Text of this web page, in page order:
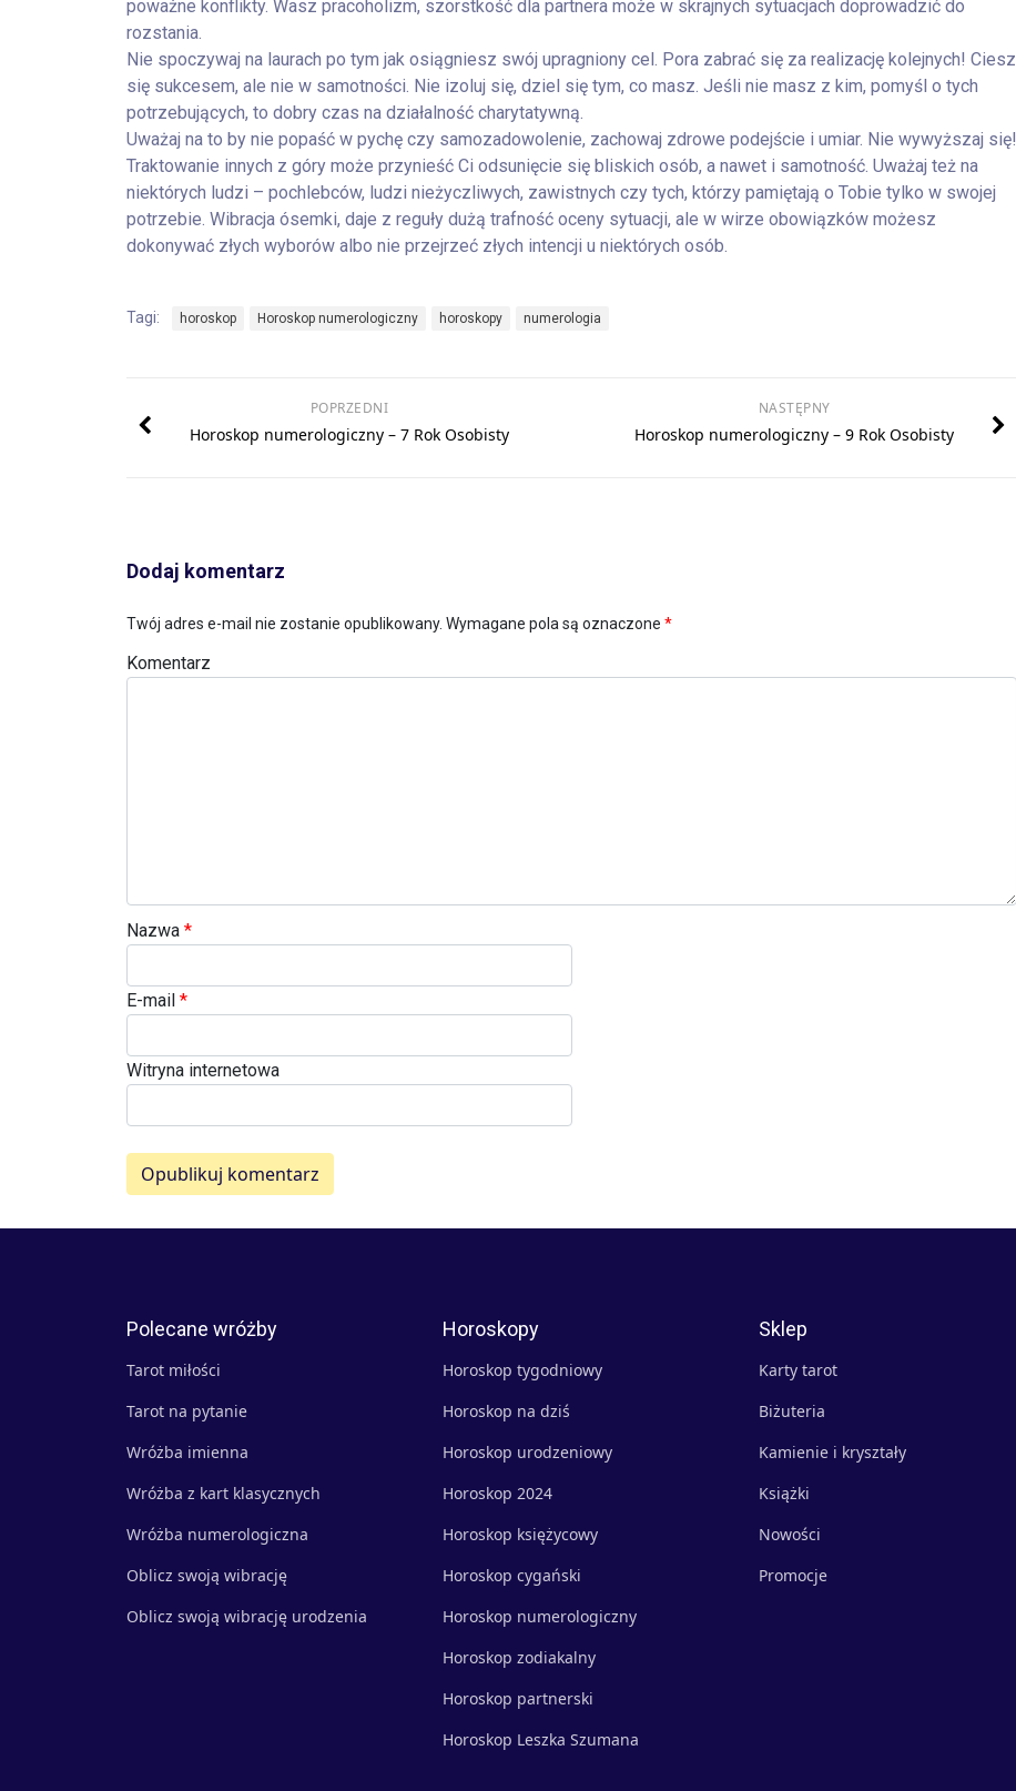
poważne konflikty. Wasz pracoholizm, szorstkość dla partnera może w skrajnych sytuacjach doprowadzić do
rozstania.
Nie spoczywaj na laurach po tym jak osiągniesz swój upragniony cel. Pora zabrać się za realizację kolejnych! Ciesz
się sukcesem, ale nie w samotności. Nie izoluj się, dziel się tym, co masz. Jeśli nie masz z kim, pomyśl o tych
potrzebujących, to dobry czas na działalność charytatywną.
Uważaj na to by nie popaść w pychę czy samozadowolenie, zachowaj zdrowe podejście i umiar. Nie wywyższaj się!
Traktowanie innych z góry może przynieść Ci odsunięcie się bliskich osób, a nawet i samotność. Uważaj też na
niektórych ludzi – pochlebców, ludzi nieżyczliwych, zawistnych czy tych, którzy pamiętają o Tobie tylko w swojej
potrzebie. Wibracja ósemki, daje z reguły dużą trafność oceny sytuacji, ale w wirze obowiązków możesz
dokonywać złych wyborów albo nie przejrzeć złych intencji u niektórych osób.
Tagi: horoskop Horoskop numerologiczny horoskopy numerologia
NASTĘPNY
Horoskop numerologiczny – 9 Rok Osobisty
POPRZEDNI
Horoskop numerologiczny – 7 Rok Osobisty
Dodaj komentarz
Twój adres e-mail nie zostanie opublikowany. Wymagane pola są oznaczone *
Komentarz
Nazwa *
E-mail *
Witryna internetowa
Opublikuj komentarz
Polecane wróżby
Tarot miłości
Tarot na pytanie
Wróżba imienna
Wróżba z kart klasycznych
Wróżba numerologiczna
Oblicz swoją wibrację
Oblicz swoją wibrację urodzenia
Horoskopy
Horoskop tygodniowy
Horoskop na dziś
Horoskop urodzeniowy
Horoskop 2024
Horoskop księżycowy
Horoskop cygański
Horoskop numerologiczny
Horoskop zodiakalny
Horoskop partnerski
Horoskop Leszka Szumana
Sklep
Karty tarot
Biżuteria
Kamienie i kryształy
Książki
Nowości
Promocje